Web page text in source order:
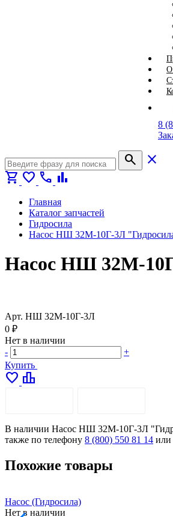
О
8
search
close
shopping_cart favorite call bar_chart
Главная
Каталог запчастей
Гидросила
Насос НШ 32М-10Г-3Л
Насос НШ 32М-
Арт. НШ 32М-10Г-3Л
0 ₽
Нет в наличии
-
+
Купить
favorite leaderboard
В наличии Насос НШ 32М-10Г-3Л
также по телефону 8 (800) 550 81 14 или
Похожие товары
Насос (Гидросила)
Нет в наличии